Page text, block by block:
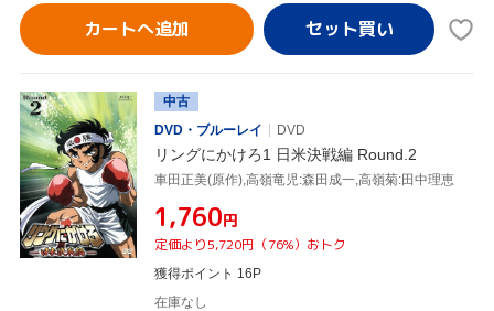
カートへ追加
中古
DVD・ブルーレイ
DVD
リングにかけろ1 日米決戦編 Round.2
車田正美(原作),高嶺竜児:森田成一,高嶺菊:田中理恵
¥1,760円
定価より5,720円（76%）おトク
獲得ポイント 16P
在庫なし